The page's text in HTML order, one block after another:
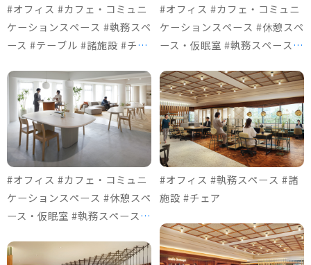
#オフィス #カフェ・コミュニ
ケーションスペース #執務スペ
ース #テーブル #諸施設 #チェ
#オフィス #カフェ・コミュニ
ケーションスペース #休憩スペ
ース・仮眠室 #執務スペース #
ビーチェア #チェア
#オフィス #カフェ・コミュニ
ケーションスペース #休憩スペ
ース・仮眠室 #執務スペース #
ビーチェア #チェア
#オフィス #執務スペース #諸
施設 #チェア